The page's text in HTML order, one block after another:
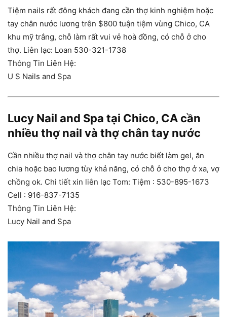
Tiệm nails rất đông khách đang cần thợ kinh nghiệm hoặc
tay chân nước lương trên $800 tuận tiệm vùng Chico, CA
khu mỹ trắng, chỗ làm rất vui vẻ hoà đồng, có chỗ ở cho
thợ. Liên lạc: Loan 530-321-1738
Thông Tin Liên Hệ:
U S Nails and Spa
Lucy Nail and Spa tại Chico, CA cần
nhiều thợ nail và thợ chân tay nước
Cần nhiều thợ nail và thợ chân tay nước biết làm gel, ăn
chia hoặc bao lương tùy khả năng, có chỗ ở cho thợ ở xa, vợ
chồng ok. Chi tiết xin liên lạc Tom: Tiệm : 530-895-1673
Cell : 916-837-7135
Thông Tin Liên Hệ:
Lucy Nail and Spa